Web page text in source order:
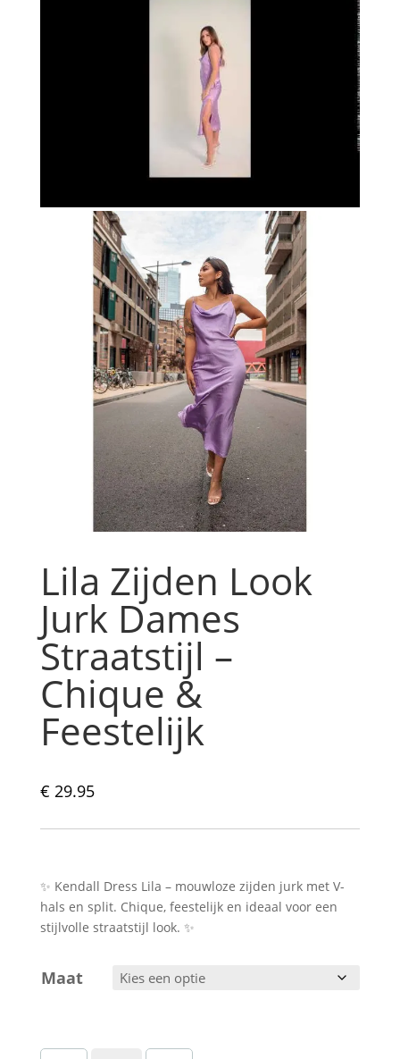
Lila Zijden Look
Jurk Dames
Straatstijl –
Chique &
Feestelijk
€ 29.95
✨ Kendall Dress Lila – mouwloze zijden jurk met V-
hals en split. Chique, feestelijk en ideaal voor een
stijlvolle straatstijl look. ✨
Maat